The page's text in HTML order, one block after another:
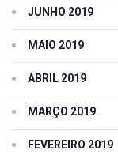
JUNHO 2019
MAIO 2019
ABRIL 2019
MARÇO 2019
FEVEREIRO 2019